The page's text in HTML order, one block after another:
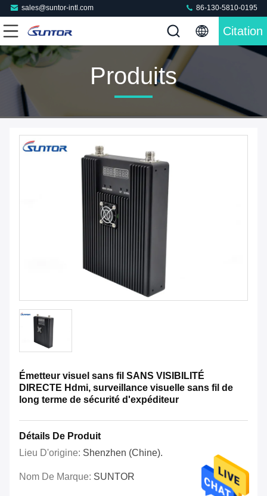
sales@suntor-intl.com 86-130-5810-0195
Citation
Produits
Émetteur visuel sans fil SANS VISIBILITÉ
DIRECTE Hdmi, surveillance visuelle sans fil de
long terme de sécurité d'expéditeur
Détails De Produit
Lieu D'origine: Shenzhen (Chine).
Nom De Marque: SUNTOR